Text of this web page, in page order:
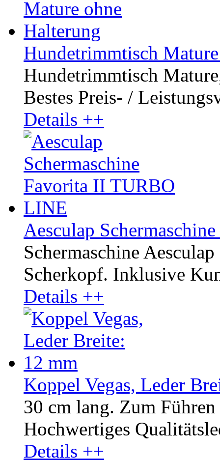
Hundetrimmtisch
Hundetrimmtisch
Bestes Preis- /
Details ++
Aesculap
Schermaschine
Scherkopf. Inklusive
Details ++
Koppel Vegas, Leder
30 cm lang. Zum
Hochwertiges
Details ++